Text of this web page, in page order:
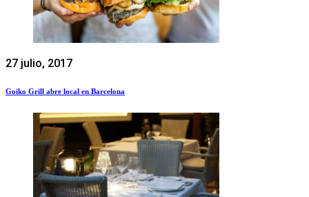
27 julio, 2017
Goiko Grill abre local en Barcelona